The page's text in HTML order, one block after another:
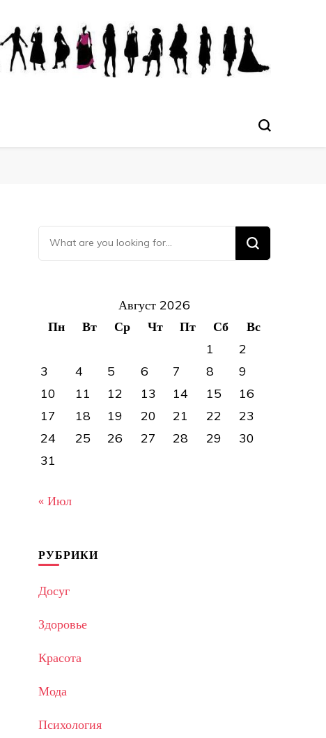
Ищите что-то?
Август 2026
Пн
Вт Ср Чт Пт Сб
Вс
1
2
3
4 5 6 7 8
9
10
11 12 13 14 15
16
17
18 19 20 21 22
23
24
25 26 27 28 29
30
31
« Июл
РУБРИКИ
Досуг
Здоровье
Красота
Мода
Психология